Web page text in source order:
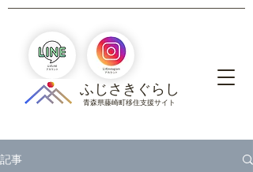
青森県藤崎町移住支援サイト
​ふじさきぐらし
記事